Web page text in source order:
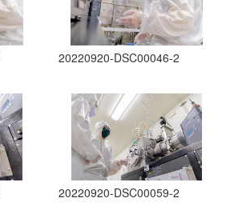
20220920-DSC00046-2
20220920-DSC00059-2